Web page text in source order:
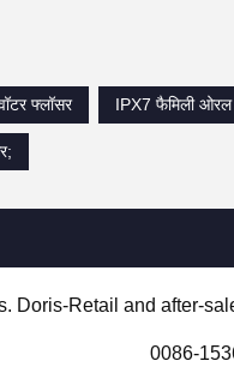
फ्लॉसर
IPX7 फैमिली ओरल
Doris-Retail and after-
0086-